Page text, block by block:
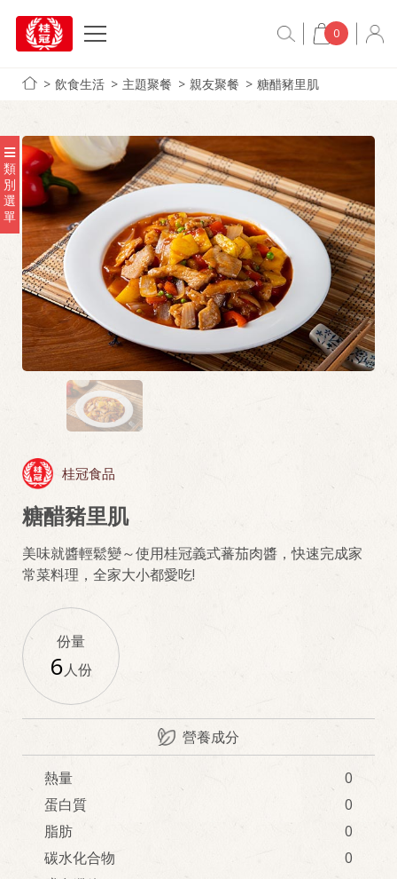
0
飲食生活 主題聚餐 親友聚餐 糖醋豬里肌
類
別
選
單
桂冠食品
糖醋豬里肌
美味就醬輕鬆變～使用桂冠義式蕃茄肉醬，快速完成家
常菜料理，全家大小都愛吃!
份量
6人份
營養成分
熱量
0
蛋白質
0
脂肪
0
碳水化合物
0